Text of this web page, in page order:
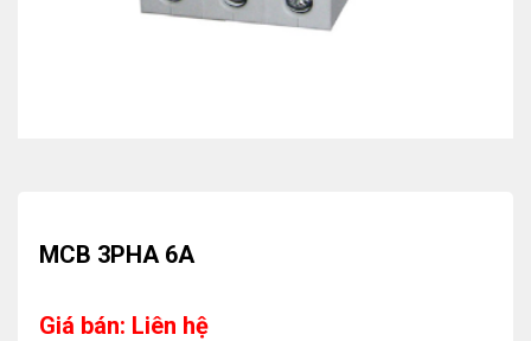
MCB 3PHA 6A
Giá bán: Liên hệ